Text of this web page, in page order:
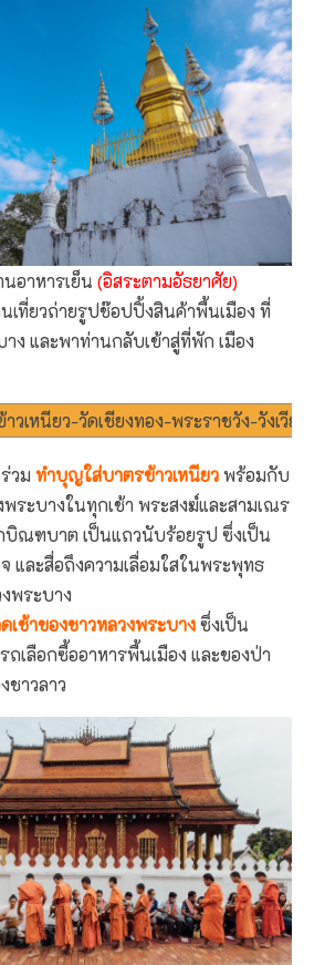
อาหารเย็น (อิสระตามอัธยาศัย)
เที่ยวถ่ายรูปช๊อปปิ้งสินค้าพื้นเมือง ที่
ง และพาท่านกลับเข้าสู่ที่พัก เมือง
เหนียว-วัดเชียงทอง-พระราชวัง-วังเวียง
วม ทำบุญใส่บาตรข้าวเหนียวพร้อมกับ
ระบางในทุกเช้า พระสงฆ์และสามเณร
บิณฑบาต เป็นแถวนับร้อยรูป ซึ่งเป็น
และสื่อถึงความเลื่อมใสในพระพุทธ
พระบาง
เช้าของชาวหลวงพระบางซึ่งเป็น
เลือกซื้ออาหารพื้นเมือง และของป่า
าวลาว